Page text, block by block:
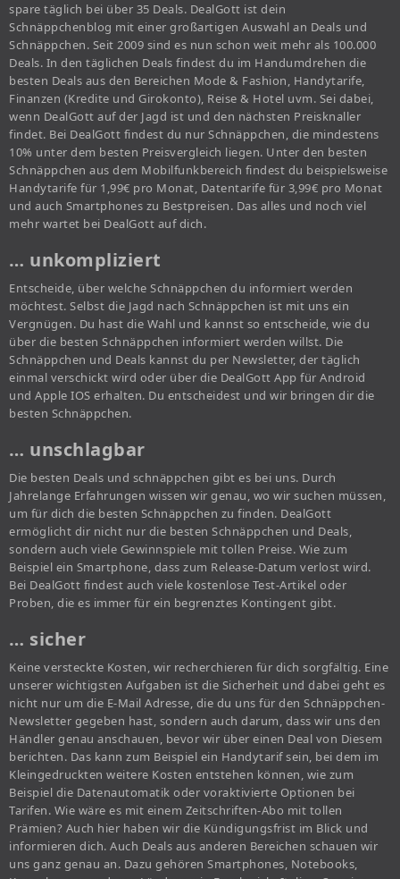
spare täglich bei über 35 Deals. DealGott ist dein
Schnäppchenblog mit einer großartigen Auswahl an Deals und
Schnäppchen. Seit 2009 sind es nun schon weit mehr als 100.000
Deals. In den täglichen Deals findest du im Handumdrehen die
besten Deals aus den Bereichen Mode & Fashion, Handytarife,
Finanzen (Kredite und Girokonto), Reise & Hotel uvm. Sei dabei,
wenn DealGott auf der Jagd ist und den nächsten Preisknaller
findet. Bei DealGott findest du nur Schnäppchen, die mindestens
10% unter dem besten Preisvergleich liegen. Unter den besten
Schnäppchen aus dem Mobilfunkbereich findest du beispielsweise
Handytarife für 1,99€ pro Monat, Datentarife für 3,99€ pro Monat
und auch Smartphones zu Bestpreisen. Das alles und noch viel
mehr wartet bei DealGott auf dich.
… unkompliziert
Entscheide, über welche Schnäppchen du informiert werden
möchtest. Selbst die Jagd nach Schnäppchen ist mit uns ein
Vergnügen. Du hast die Wahl und kannst so entscheide, wie du
über die besten Schnäppchen informiert werden willst. Die
Schnäppchen und Deals kannst du per Newsletter, der täglich
einmal verschickt wird oder über die DealGott App für Android
und Apple IOS erhalten. Du entscheidest und wir bringen dir die
besten Schnäppchen.
… unschlagbar
Die besten Deals und schnäppchen gibt es bei uns. Durch
Jahrelange Erfahrungen wissen wir genau, wo wir suchen müssen,
um für dich die besten Schnäppchen zu finden. DealGott
ermöglicht dir nicht nur die besten Schnäppchen und Deals,
sondern auch viele Gewinnspiele mit tollen Preise. Wie zum
Beispiel ein Smartphone, dass zum Release-Datum verlost wird.
Bei DealGott findest auch viele kostenlose Test-Artikel oder
Proben, die es immer für ein begrenztes Kontingent gibt.
… sicher
Keine versteckte Kosten, wir recherchieren für dich sorgfältig. Eine
unserer wichtigsten Aufgaben ist die Sicherheit und dabei geht es
nicht nur um die E-Mail Adresse, die du uns für den Schnäppchen-
Newsletter gegeben hast, sondern auch darum, dass wir uns den
Händler genau anschauen, bevor wir über einen Deal von Diesem
berichten. Das kann zum Beispiel ein Handytarif sein, bei dem im
Kleingedruckten weitere Kosten entstehen können, wie zum
Beispiel die Datenautomatik oder voraktivierte Optionen bei
Tarifen. Wie wäre es mit einem Zeitschriften-Abo mit tollen
Prämien? Auch hier haben wir die Kündigungsfrist im Blick und
informieren dich. Auch Deals aus anderen Bereichen schauen wir
uns ganz genau an. Dazu gehören Smartphones, Notebooks,